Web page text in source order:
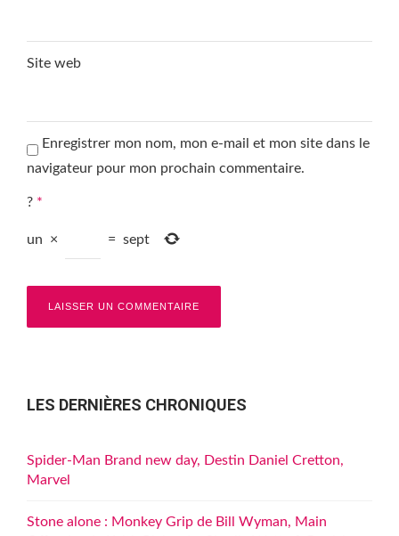
Site web
Enregistrer mon nom, mon e-mail et mon site dans le
navigateur pour mon prochain commentaire.
? *
un × = sept
LES DERNIÈRES CHRONIQUES
Spider-Man Brand new day, Destin Daniel Cretton,
Marvel
Stone alone : Monkey Grip de Bill Wyman, Main